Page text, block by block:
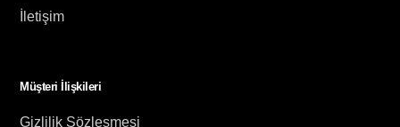
İletişim
Müşteri İlişkileri
Gizlilik Sözleşmesi